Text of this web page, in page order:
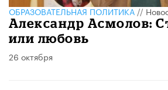
ОБРАЗОВАТЕЛЬНАЯ ПОЛИТИКА//
Александр Асмолов:
или любовь
26 октября